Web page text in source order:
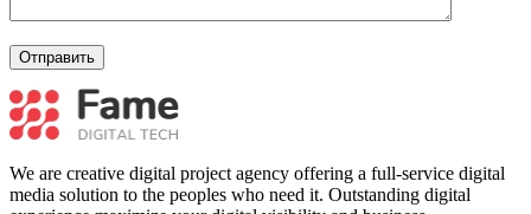
We are creative digital project agency offering a full-service digital
media solution to the peoples who need it. Outstanding digital